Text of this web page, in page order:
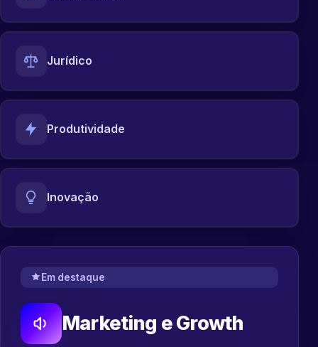
Jurídico
Produtividade
Inovação
Em destaque
Marketing e Growth